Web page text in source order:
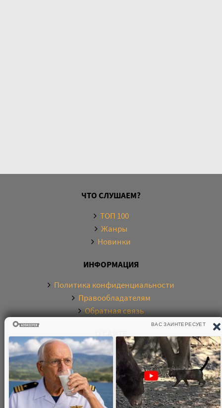
ЧТО СЛУШАЕМ?
ТОП 100
Жанры
Новинки
ИНФОРМАЦИЯ
Политика конфиденциальности
Правообладателям
Обратная связь
Электронная библиотека аудиокниг. Более 20000
аудиокниг в хорошем качестве. Слушайте аудиокниги
бесплатно онлайн и без регистрации. По любым